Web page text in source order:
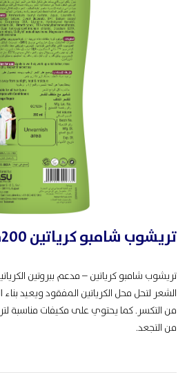
تريشوب شامبو كرياتين 200مل
تريشوب شامبو كرياتين – مدعم ببروتين
الشعر لتحل محل الكرياتين المفقود ويعيد
من التكسر. كما يحتوي على مكيفات مناسبة
من التجعد.